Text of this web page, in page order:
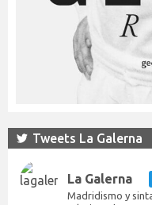
Tweets La Galerna
La Galerna
Madridismo y